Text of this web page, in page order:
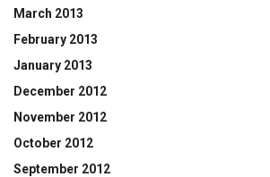
March 2013
February 2013
January 2013
December 2012
November 2012
October 2012
September 2012